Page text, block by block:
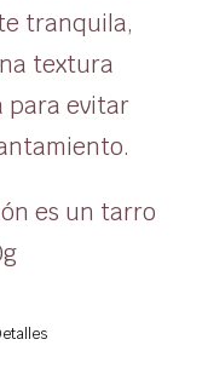
tranquila,
textura
para evitar
es un tarro